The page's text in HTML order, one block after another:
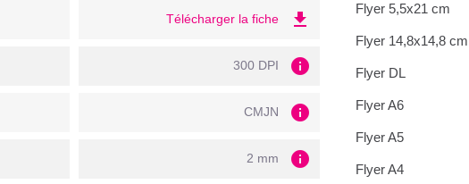
Télécharger la fiche file_download
300 DPI info
CMJN info
2 mm info
Flyer 5,5x21 cm
Flyer 14,8x14,8 cm
Flyer DL
Flyer A6
Flyer A5
Flyer A4